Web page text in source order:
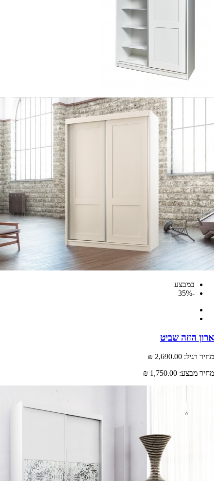
במבצע
הזזה שביט
רגיל: 2,690.00 ₪
מבצע: 1,750.00 ₪